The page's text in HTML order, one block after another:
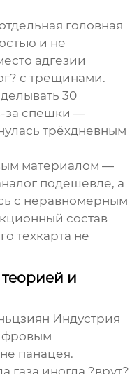
головная
и не
адгезии
с трещинами.
30
за спешки —
трёхдневным
материалом —
подешевле, а
с неравномерным
состав
техкарта не
и
Индустрия
панацея.